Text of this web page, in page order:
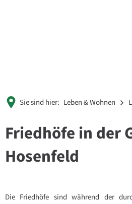
Sie sind hier: Leben & Wohnen
Friedhöfe in der
Hosenfeld
Die Friedhöfe sind während der